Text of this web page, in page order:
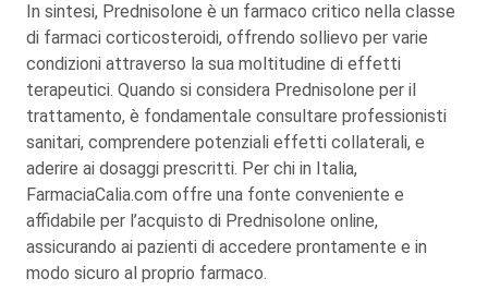
In sintesi, Prednisolone è un farmaco critico nella classe
di farmaci corticosteroidi, offrendo sollievo per varie
condizioni attraverso la sua moltitudine di effetti
terapeutici. Quando si considera Prednisolone per il
trattamento, è fondamentale consultare professionisti
sanitari, comprendere potenziali effetti collaterali, e
aderire ai dosaggi prescritti. Per chi in Italia,
FarmaciaCalia.com offre una fonte conveniente e
affidabile per l’acquisto di Prednisolone online,
assicurando ai pazienti di accedere prontamente e in
modo sicuro al proprio farmaco.